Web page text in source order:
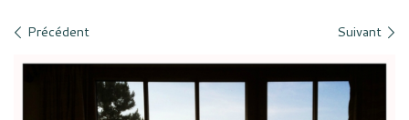
Navigation des images
Précédent Suivant